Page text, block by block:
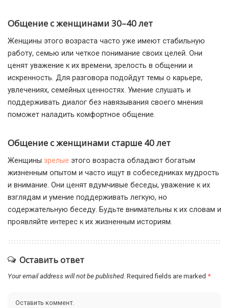
Общение с женщинами 30–40 лет
Женщины этого возраста часто уже имеют стабильную
работу, семью или четкое понимание своих целей. Они
ценят уважение к их времени, зрелость в общении и
искренность. Для разговора подойдут темы о карьере,
увлечениях, семейных ценностях. Умение слушать и
поддерживать диалог без навязывания своего мнения
поможет наладить комфортное общение.
Общение с женщинами старше 40 лет
Женщины зрелые этого возраста обладают богатым
жизненным опытом и часто ищут в собеседниках мудрость
и внимание. Они ценят вдумчивые беседы, уважение к их
взглядам и умение поддерживать легкую, но
содержательную беседу. Будьте внимательны к их словам и
проявляйте интерес к их жизненным историям.
Оставить ответ
Your email address will not be published. Required fields are marked *